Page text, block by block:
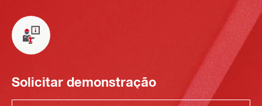
Solicitar demonstração